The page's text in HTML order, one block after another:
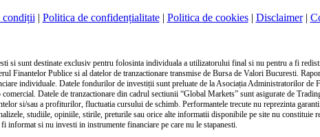
condiții | Politica de confidențialitate| Politica de cookies| Disclaimer|
si sunt destinate exclusiv pentru folosinta individuala a utilizatorului final si nu pentru a fi
Publice si al datelor de tranzactionare transmise de Bursa de Valori Bucuresti.
individuale. Datele fondurilor de investiții sunt preluate de la Asociația Administratorilor de
Datele de tranzactionare din cadrul sectiunii “Global Markets” sunt asigurate de
si/sau a profiturilor, fluctuatia cursului de schimb. Performantele trecute nu reprezinta
studiile, opiniile, stirile, preturile sau orice alte informatii disponibile pe site nu constituie
fi informat si nu investi in instrumente financiare pe care nu le stapanesti.